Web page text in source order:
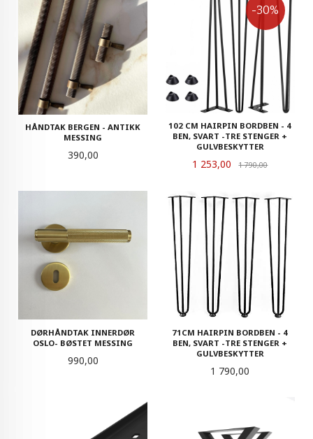
HÅNDTAK BERGEN - ANTIKK
MESSING
Pris
390,00
102 CM HAIRPIN BORDBEN - 4
BEN, SVART -TRE STENGER +
GULVBESKYTTER
Tilbud
1 253,00 1 790,00Rabatt
-30%
DØRHÅNDTAK INNERDØR
OSLO- BØSTET MESSING
Pris
990,00
71CM HAIRPIN BORDBEN - 4
BEN, SVART -TRE STENGER +
GULVBESKYTTER
Pris
1 790,00